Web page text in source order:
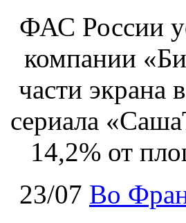
ФАС России
компании
части экрана
сериала
14,2% от
23/07 Во